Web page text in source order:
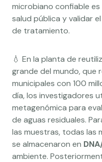
microbiano confiable
salud pública y validar
de tratamiento.
💧 En la planta de
grande del mundo, que
municipales con 100
día, los investigadores
metagenómica para
de aguas residuales.
las muestras, todas las
se almacenaron en
ambiente.